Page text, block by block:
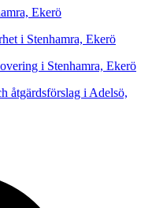
Ekerö
i Stenhamra, Ekerö
i Stenhamra, Ekerö
åtgärdsförslag i Adelsö,